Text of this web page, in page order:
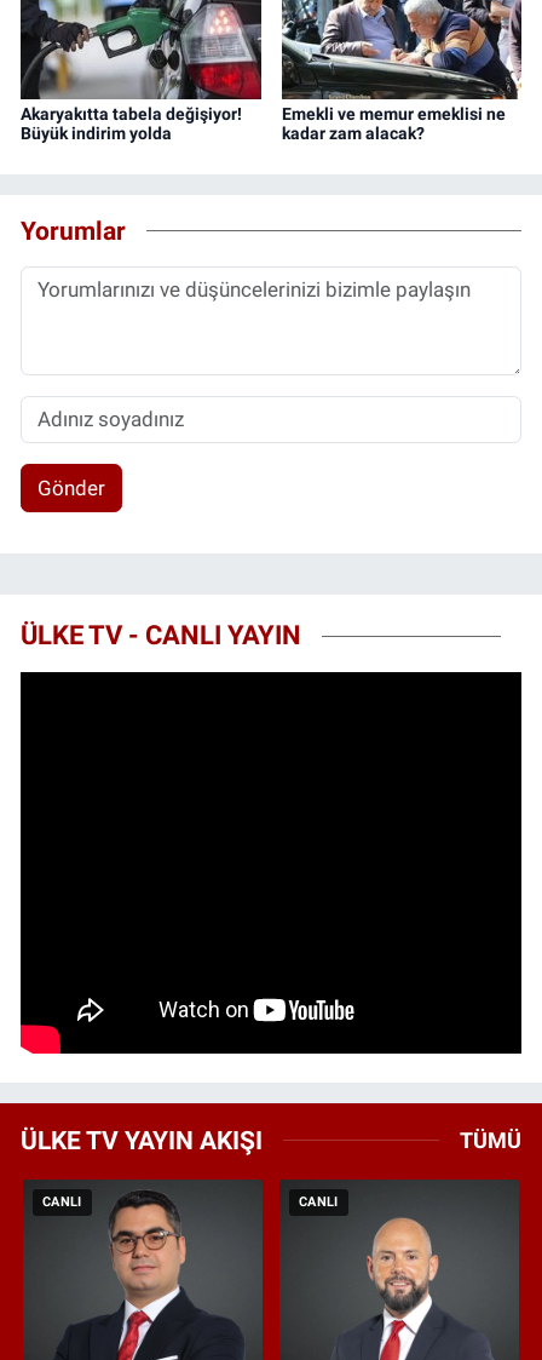
Akaryakıtta tabela değişiyor!
Büyük indirim yolda
Emekli ve memur emeklisi ne
kadar zam alacak?
Yorumlar
Gönder
ÜLKE TV - CANLI YAYIN
ÜLKE TV YAYIN AKIŞI TÜMÜ
CANLI CANLI